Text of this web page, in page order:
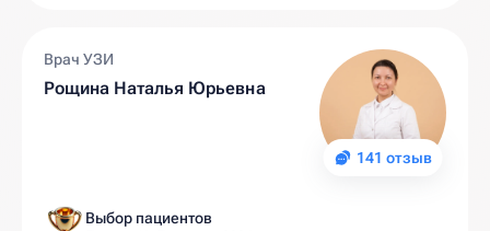
141 отзыв
Врач УЗИ
Рощина Наталья Юрьевна
Выбор пациентов